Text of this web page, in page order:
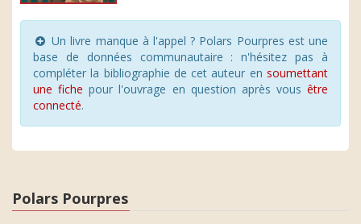
Un livre manque à l'appel ? Polars Pourpres est une
base de données communautaire : n'hésitez pas à
compléter la bibliographie de cet auteur en soumettant
une fiche pour l'ouvrage en question après vous être
connecté.
Polars Pourpres